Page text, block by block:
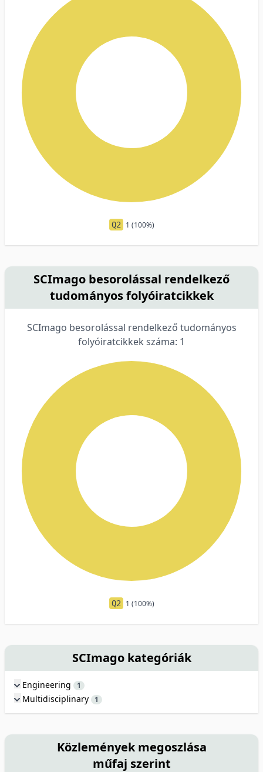
Q2 1 (100%)
SCImago besorolással rendelkező
tudományos folyóiratcikkek
SCImago besorolással rendelkező tudományos
folyóiratcikkek száma: 1
Q2 1 (100%)
SCImago kategóriák
Engineering 1
Multidisciplinary 1
Közlemények megoszlása
műfaj szerint